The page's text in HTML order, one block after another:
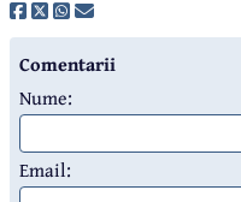
Comentarii
Nume:
Email: